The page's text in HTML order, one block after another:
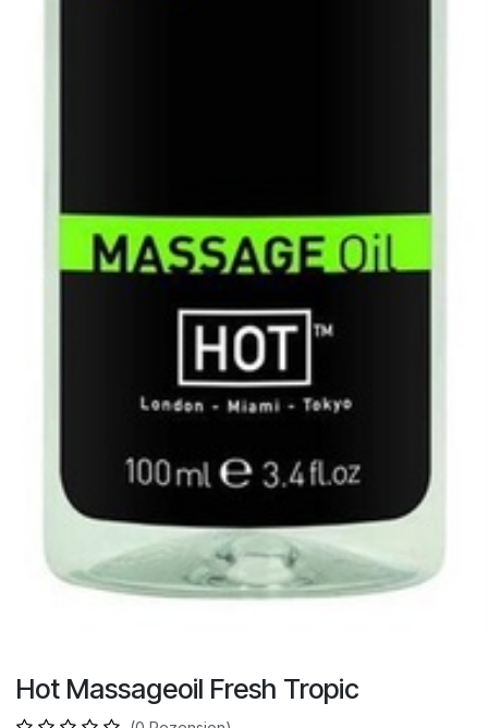
Hot Massageoil Fresh Tropic